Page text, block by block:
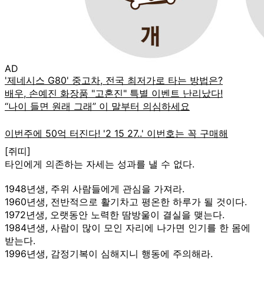
AD
[쥐띠]
타인에게 의존하는 자세는 성과를 낼 수 없다.
1948년생, 주위 사람들에게 관심을 가져라.
1960년생, 전반적으로 활기차고 평온한 하루가 될 것이다.
1972년생, 오랫동안 노력한 땀방울이 결실을 맺는다.
1984년생, 사람이 많이 모인 자리에 나가면 인기를 한 몸에
받는다.
1996년생, 감정기복이 심해지니 행동에 주의해라.